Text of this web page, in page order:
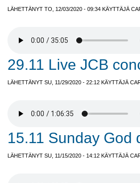
LÄHETTÄNYT TO, 12/03/2020 - 09:34 KÄYTTÄJÄ
29.11 Live JCB
LÄHETTÄNYT SU, 11/29/2020 - 22:12 KÄYTTÄJÄ
15.11 Sunday God
LÄHETTÄNYT SU, 11/15/2020 - 14:12 KÄYTTÄJÄ